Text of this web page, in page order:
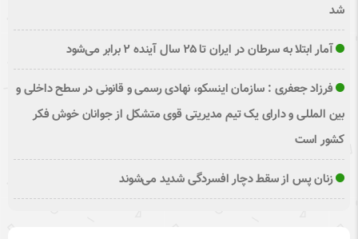
شد
آمار ابتلا به سرطان در ایران تا ۲۵ سال آینده ۲ برابر می‌شود
فرزاد جعفری : سازمان اینسکو، نهادی رسمی و قانونی در سطح داخلی و
بین المللی و دارای یک تیم مدیریتی قوی متشکل از جوانان خوش فکر
کشور است
زنان پس از سقط دچار افسردگی شدید می‌شوند